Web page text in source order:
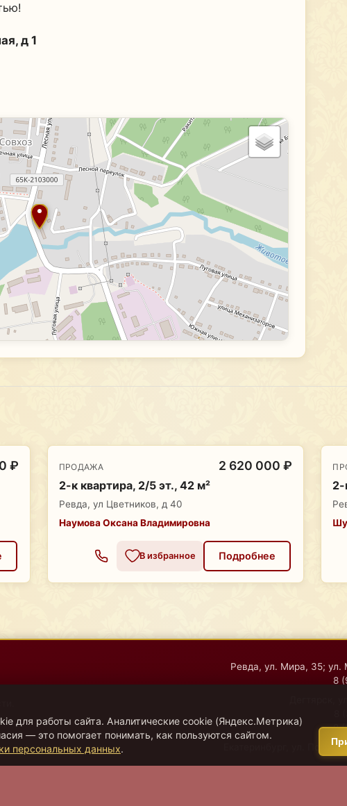
д 1
₽ ПРОДАЖА 2 620 000 ₽
2-к квартира, 2/5 эт., 42 м²
Ревда, ул Цветников, д 40
Наумова Оксана Владимировна
В избранное Подробнее
2-
Ревда, ул. Мира, 35; ул.
8
8
Екатеринбург, ул.
для работы сайта. Аналитические cookie (Яндекс.Метрика)
— это помогает понимать, как пользуются сайтом.
персональных данных.